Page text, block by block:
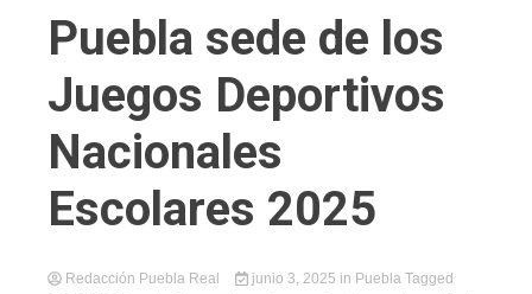
Puebla sede de los
Juegos Deportivos
Nacionales
Escolares 2025
Redacción Puebla Real junio 3, 2025 in Puebla Tagged